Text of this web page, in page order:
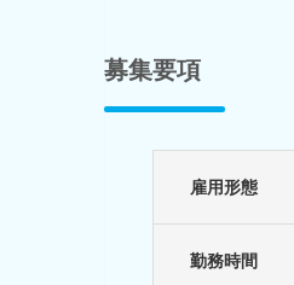
募集要項
雇用形態
勤務時間